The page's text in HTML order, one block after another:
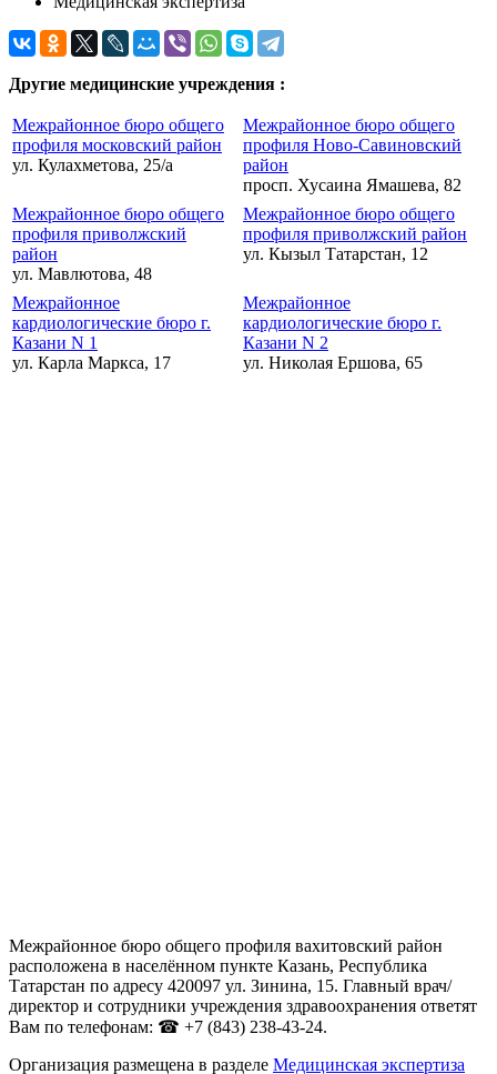
Другие медицинские учреждения :
Межрайонное бюро общего
профиля московский район
ул. Кулахметова, 25/а
Межрайонное бюро общего
профиля Ново-Савиновский
район
просп. Хусаина Ямашева, 82
Межрайонное бюро общего
профиля приволжский
район
ул. Мавлютова, 48
Межрайонное бюро общего
профиля приволжский район
ул. Кызыл Татарстан, 12
Межрайонное
кардиологические бюро г.
Казани N 1
ул. Карла Маркса, 17
Межрайонное
кардиологические бюро г.
Казани N 2
ул. Николая Ершова, 65
Межрайонное бюро общего профиля вахитовский район
расположена в населённом пункте Казань, Республика
Татарстан по адресу 420097 ул. Зинина, 15. Главный врач/
директор и сотрудники учреждения здравоохранения ответят
Вам по телефонам: ☎ +7 (843) 238-43-24.
Организация размещена в разделе Медицинская экспертиза